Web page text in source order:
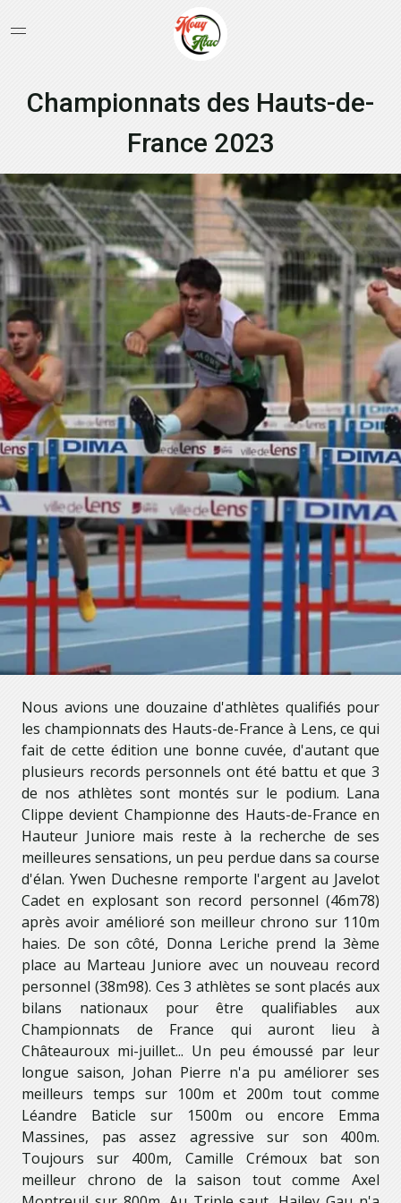
Championnats des Hauts-de-
France 2023
Nous avions une douzaine d'athlètes qualifiés pour
les championnats des Hauts-de-France à Lens, ce qui
fait de cette édition une bonne cuvée, d'autant que
plusieurs records personnels ont été battu et que 3
de nos athlètes sont montés sur le podium. Lana
Clippe devient Championne des Hauts-de-France en
Hauteur Juniore mais reste à la recherche de ses
meilleures sensations, un peu perdue dans sa course
d'élan. Ywen Duchesne remporte l'argent au Javelot
Cadet en explosant son record personnel (46m78)
après avoir amélioré son meilleur chrono sur 110m
haies. De son côté, Donna Leriche prend la 3ème
place au Marteau Juniore avec un nouveau record
personnel (38m98). Ces 3 athlètes se sont placés aux
bilans nationaux pour être qualifiables aux
Championnats de France qui auront lieu à
Châteauroux mi-juillet... Un peu émoussé par leur
longue saison, Johan Pierre n'a pu améliorer ses
meilleurs temps sur 100m et 200m tout comme
Léandre Baticle sur 1500m ou encore Emma
Massines, pas assez agressive sur son 400m.
Toujours sur 400m, Camille Crémoux bat son
meilleur chrono de la saison tout comme Axel